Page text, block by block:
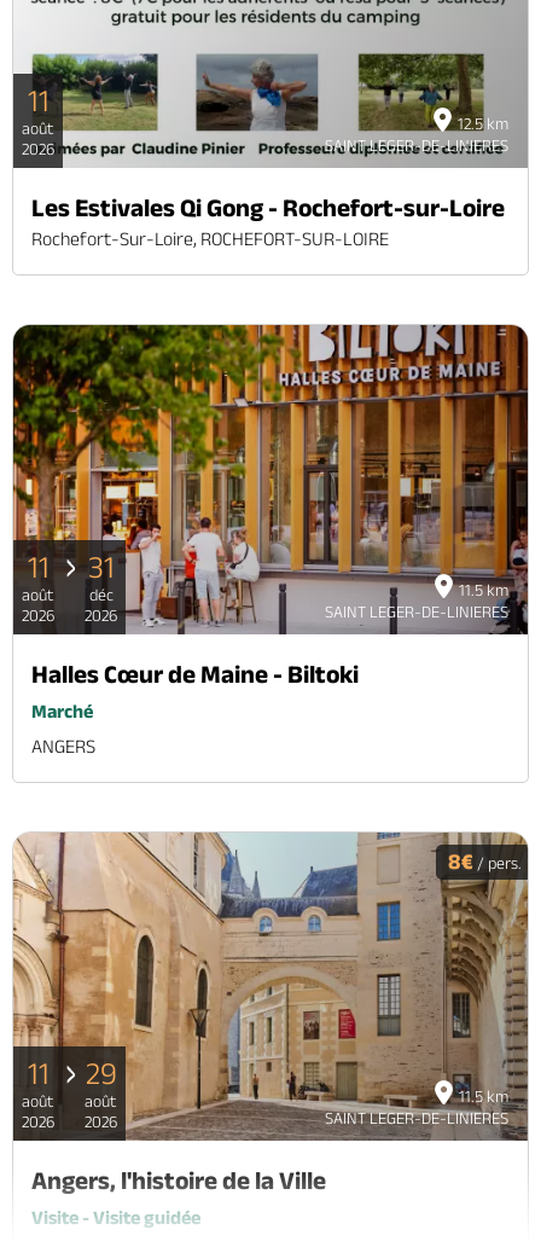
12.5 km
SAINT LEGER-DE-LINIERES
11
août
2026
Les Estivales Qi Gong - Rochefort-sur-Loire
Rochefort-Sur-Loire, ROCHEFORT-SUR-LOIRE
11.5 km
SAINT LEGER-DE-LINIERES
11
août
2026
31
déc
2026
Halles Cœur de Maine - Biltoki
Marché
ANGERS
11.5 km
SAINT LEGER-DE-LINIERES
8€ / pers.
11
août
2026
29
août
2026
Angers, l'histoire de la Ville
Visite - Visite guidée